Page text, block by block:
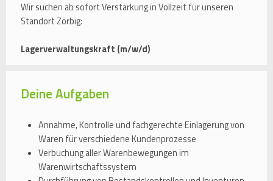
Wir suchen ab sofort Verstärkung in Vollzeit für unseren
Standort Zörbig:
Lagerverwaltungskraft (m/w/d)
Deine Aufgaben
Annahme, Kontrolle und fachgerechte Einlagerung von
Waren für verschiedene Kundenprozesse
Verbuchung aller Warenbewegungen im
Warenwirtschaftssystem